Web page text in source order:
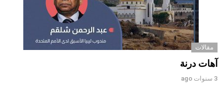
مقالات
آهات درنة
3 سنوات ago